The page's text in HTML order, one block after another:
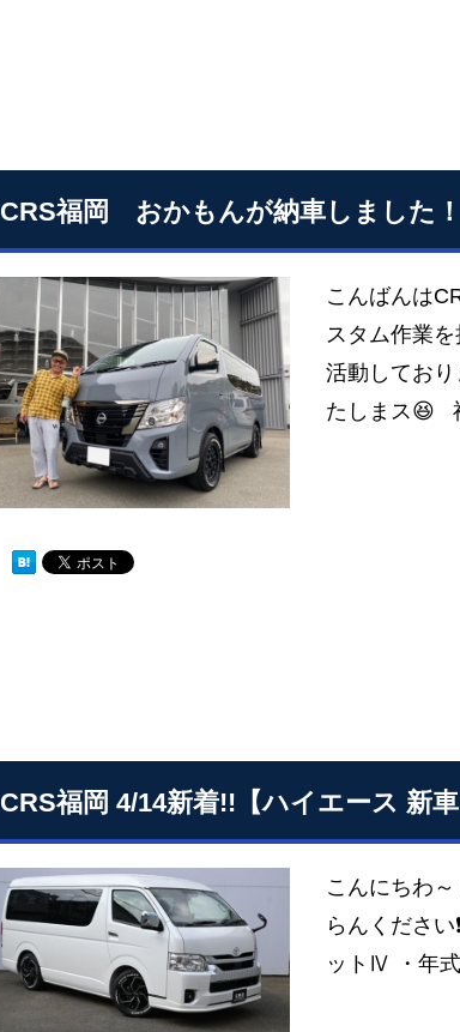
CRS福岡 おかもんが納車しました！
こんばんは
スタム作業
活動してお
たしまス😆
CRS福岡 4/14新着!!【ハイエース 新
こんにちわ
らんくださ
ットⅣ ・年